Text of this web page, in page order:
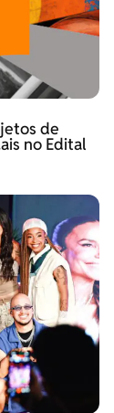
de
no Edital